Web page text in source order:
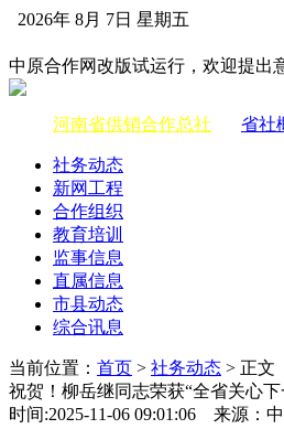
2026年 8月 7日 星期五
中原合作网改版试运行，欢迎提出
河南省供销合作总社 省社
社务动态
新网工程
合作组织
教育培训
监事信息
直属信息
市县动态
综合讯息
当前位置： 首页 > 社务动态 > 正文
祝贺！柳岳继同志荣获“全省关心
时间:2025-11-06 09:01:06 来源：